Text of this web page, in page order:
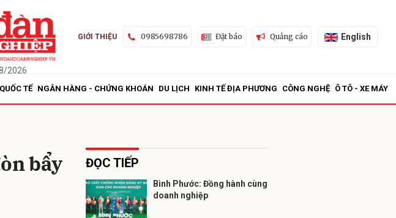
2026
GIỚI THIỆU 0985698786 Đặt báo Quảng cáo English
QUỐC TẾ NGÂN HÀNG - CHỨNG KHOÁN DU LỊCH KINH TẾ ĐỊA PHƯƠNG CÔNG NGHỆ Ô TÔ - XE MÁY
bẩy
ĐỌC TIẾP
Bình Phước: Đồng hành cùng
doanh nghiệp
Gửi